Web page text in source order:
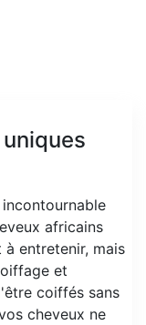
africains
entretenir, mais
et
coiffés sans
cheveux ne